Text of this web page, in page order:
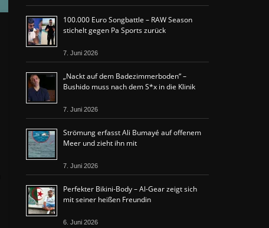
100.000 Euro Songbattle – RAW Season
stichelt gegen Pa Sports zurück
7. Juni 2026
„Nackt auf dem Badezimmerboden“ –
Bushido muss nach dem S*x in die Klinik
7. Juni 2026
Strömung erfasst Ali Bumayé auf offenem
Meer und zieht ihn mit
7. Juni 2026
Perfekter Bikini-Body – Al-Gear zeigt sich
mit seiner heißen Freundin
6. Juni 2026